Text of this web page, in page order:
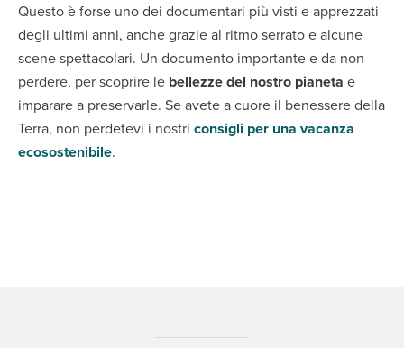
Questo è forse uno dei documentari più visti e apprezzati
degli ultimi anni, anche grazie al ritmo serrato e alcune
scene spettacolari. Un documento importante e da non
perdere, per scoprire le bellezze del nostro pianeta e
imparare a preservarle. Se avete a cuore il benessere della
Terra, non perdetevi i nostri consigli per una vacanza
ecosostenibile.